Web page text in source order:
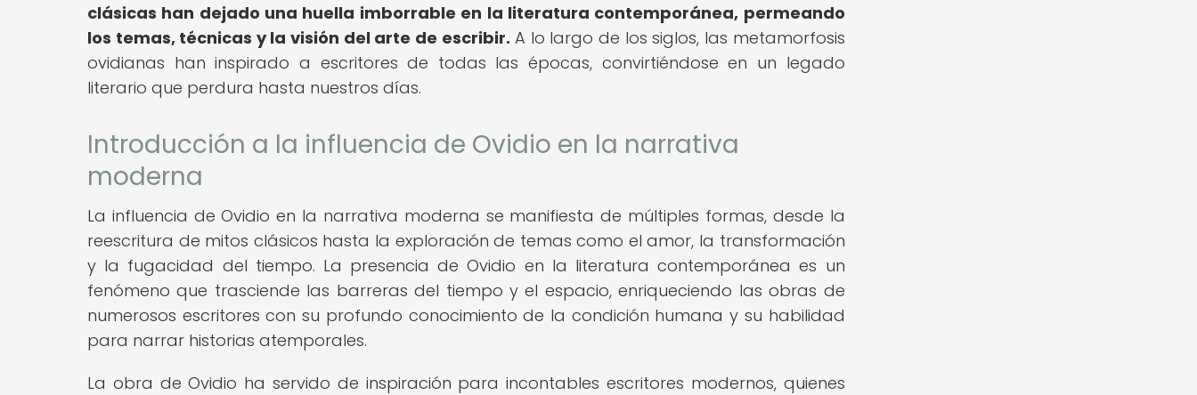
clásicas han dejado una huella imborrable en la literatura contemporánea, permeando
los temas, técnicas y la visión del arte de escribir. A lo largo de los siglos, las metamorfosis
ovidianas han inspirado a escritores de todas las épocas, convirtiéndose en un legado
literario que perdura hasta nuestros días.
Introducción a la influencia de Ovidio en la narrativa
moderna
La influencia de Ovidio en la narrativa moderna se manifiesta de múltiples formas, desde la
reescritura de mitos clásicos hasta la exploración de temas como el amor, la transformación
y la fugacidad del tiempo. La presencia de Ovidio en la literatura contemporánea es un
fenómeno que trasciende las barreras del tiempo y el espacio, enriqueciendo las obras de
numerosos escritores con su profundo conocimiento de la condición humana y su habilidad
para narrar historias atemporales.
La obra de Ovidio ha servido de inspiración para incontables escritores modernos, quienes